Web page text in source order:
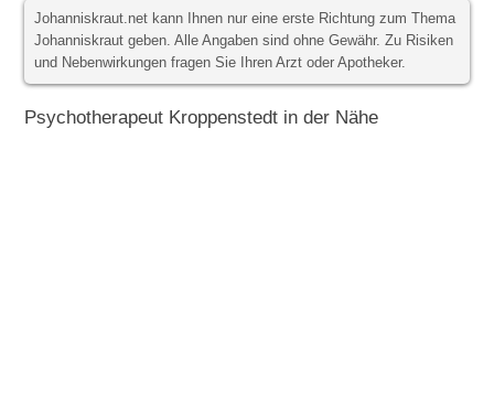
Johanniskraut.net kann Ihnen nur eine erste Richtung zum Thema
Johanniskraut geben. Alle Angaben sind ohne Gewähr. Zu Risiken
und Nebenwirkungen fragen Sie Ihren Arzt oder Apotheker.
Psychotherapeut Kroppenstedt in der Nähe